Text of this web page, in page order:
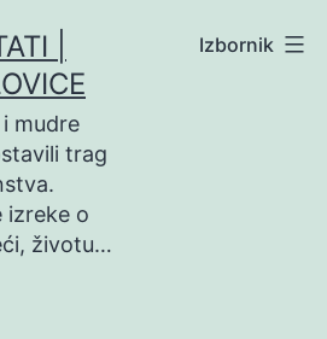
|
mudre
trag
izreke o
životu…
Izbornik